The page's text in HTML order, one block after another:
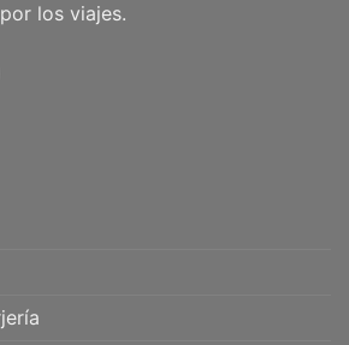
los viajes.